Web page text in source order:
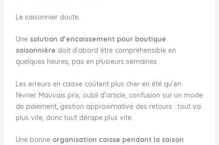
Le saisonnier doute.
Une solution d’encaissement pour boutique
saisonnière doit d’abord être compréhensible en
quelques heures, pas en plusieurs semaines.
Les erreurs en caisse coûtent plus cher en été qu’en
février. Mauvais prix, oubli d’article, confusion sur un mode
de paiement, gestion approximative des retours : tout va
plus vite, donc tout dérape plus vite.
Une bonne organisation caisse pendant la saison